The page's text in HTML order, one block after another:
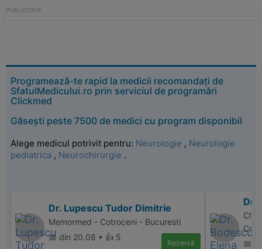
Programează-te rapid la medicii recomandați de
SfatulMedicului.ro prin serviciul de programări
Clickmed
Găsești peste 7500 de medici cu program disponibil
Alege medicul potrivit pentru: Neurologie , Neurologie
pediatrica , Neurochirurgie .
Dr. Lupescu Tudor Dimitrie
Memormed - Cotroceni - Bucuresti
📅 din 20.08 • 👍 5
Rezervă
Dr.
📅